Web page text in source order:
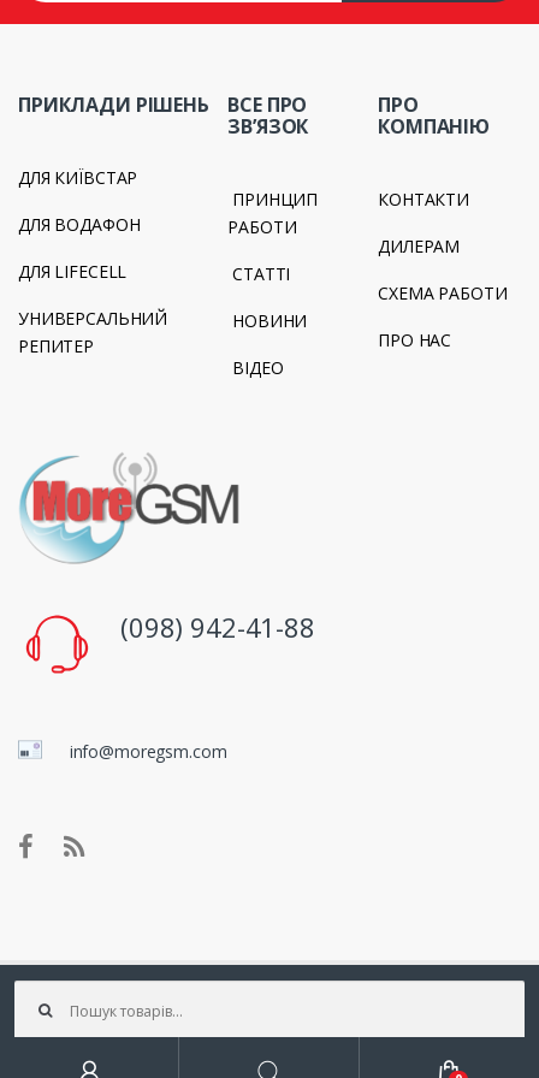
ПРИКЛАДИ РІШЕНЬ
ДЛЯ КИЇВСТАР
ДЛЯ ВОДАФОН
ДЛЯ LIFECELL
УНИВЕРСАЛЬНИЙ
РЕПИТЕР
ВСЕ ПРО
ЗВ’ЯЗОК
ПРИНЦИП
РАБОТИ
СТАТТІ
НОВИНИ
ВІДЕО
ПРО
КОМПАНІЮ
КОНТАКТИ
ДИЛЕРАМ
СХЕМА РАБОТИ
ПРО НАС
(098) 942-41-88
info@moregsm.com
Шукати:
Шукати